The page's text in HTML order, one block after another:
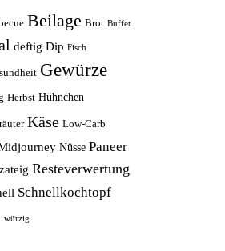
Beilage Brot Buffet
deftig Dip Fisch
Gewürze
Herbst Hühnchen
Käse Low-Carb
Nüsse Paneer
Resteverwertung
Schnellkochtopf
würzig